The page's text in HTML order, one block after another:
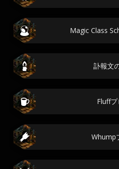
Magic Class
訃報文
Fluffプ
Whump